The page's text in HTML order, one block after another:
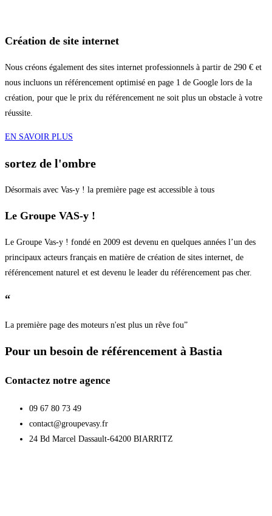
Création de site internet
Nous créons également des sites internet professionnels à partir de 290 € et
nous incluons un référencement optimisé en page 1 de Google lors de la
création, pour que le prix du référencement ne soit plus un obstacle à votre
réussite.
EN SAVOIR PLUS
sortez de l'ombre
Désormais avec Vas-y ! la première page est accessible à tous
Le Groupe VAS-y !
Le Groupe Vas-y ! fondé en 2009 est devenu en quelques années l’un des
principaux acteurs français en matière de création de sites internet, de
référencement naturel et est devenu le leader du référencement pas cher.
“
La première page des moteurs n'est plus un rêve fou”
Pour un besoin de référencement à Bastia
Contactez notre agence
09 67 80 73 49
contact@groupevasy.fr
24 Bd Marcel Dassault-64200 BIARRITZ